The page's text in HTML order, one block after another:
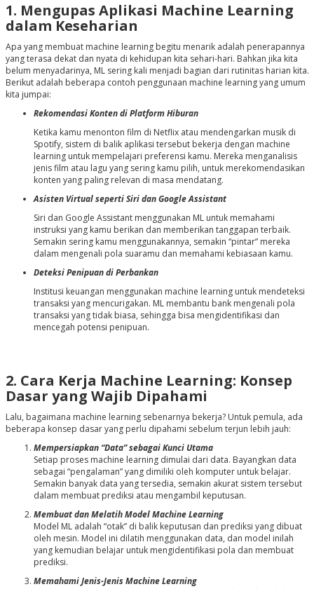
1. Mengupas Aplikasi Machine Learning
dalam Keseharian
Apa yang membuat machine learning begitu menarik adalah penerapannya
yang terasa dekat dan nyata di kehidupan kita sehari-hari. Bahkan jika kita
belum menyadarinya, ML sering kali menjadi bagian dari rutinitas harian kita.
Berikut adalah beberapa contoh penggunaan machine learning yang umum
kita jumpai:
Rekomendasi Konten di Platform Hiburan
Ketika kamu menonton film di Netflix atau mendengarkan musik di
Spotify, sistem di balik aplikasi tersebut bekerja dengan machine
learning untuk mempelajari preferensi kamu. Mereka menganalisis
jenis film atau lagu yang sering kamu pilih, untuk merekomendasikan
konten yang paling relevan di masa mendatang.
Asisten Virtual seperti Siri dan Google Assistant
Siri dan Google Assistant menggunakan ML untuk memahami
instruksi yang kamu berikan dan memberikan tanggapan terbaik.
Semakin sering kamu menggunakannya, semakin “pintar” mereka
dalam mengenali pola suaramu dan memahami kebiasaan kamu.
Deteksi Penipuan di Perbankan
Institusi keuangan menggunakan machine learning untuk mendeteksi
transaksi yang mencurigakan. ML membantu bank mengenali pola
transaksi yang tidak biasa, sehingga bisa mengidentifikasi dan
mencegah potensi penipuan.
2. Cara Kerja Machine Learning: Konsep
Dasar yang Wajib Dipahami
Lalu, bagaimana machine learningsebenarnya bekerja? Untuk pemula, ada
beberapa konsep dasar yang perlu dipahami sebelum terjun lebih jauh:
Mempersiapkan “Data” sebagai Kunci Utama
Setiap proses machine learningdimulai dari data. Bayangkan data
sebagai “pengalaman” yang dimiliki oleh komputer untuk belajar.
Semakin banyak data yang tersedia, semakin akurat sistem tersebut
dalam membuat prediksi atau mengambil keputusan.
Membuat dan Melatih Model Machine Learning
Model ML adalah “otak” di balik keputusan dan prediksi yang dibuat
oleh mesin. Model ini dilatih menggunakan data, dan model inilah
yang kemudian belajar untuk mengidentifikasi pola dan membuat
prediksi.
Memahami Jenis-Jenis Machine Learning